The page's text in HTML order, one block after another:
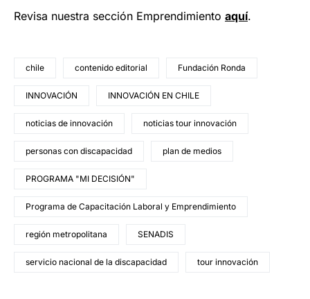
Revisa nuestra sección Emprendimiento aquí.
chile contenido editorial Fundación Ronda
INNOVACIÓN INNOVACIÓN EN CHILE
noticias de innovación noticias tour innovación
personas con discapacidad plan de medios
PROGRAMA "MI DECISIÓN"
Programa de Capacitación Laboral y Emprendimiento
región metropolitana SENADIS
servicio nacional de la discapacidad tour innovación